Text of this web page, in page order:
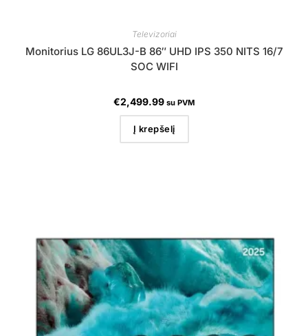
Televizoriai
Monitorius LG 86UL3J-B 86″ UHD IPS 350 NITS 16/7
SOC WIFI
€2,499.99 su PVM
Į krepšelį